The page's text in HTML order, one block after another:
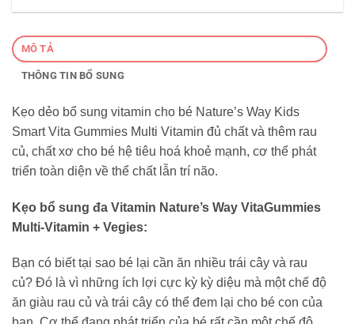
MÔ TẢ
THÔNG TIN BỔ SUNG
Kẹo dẻo bổ sung vitamin cho bé Nature’s Way Kids
Smart Vita Gummies Multi Vitamin đủ chất và thêm rau
củ, chất xơ cho bé hệ tiêu hoá khoẻ mạnh, cơ thể phát
triển toàn diện về thể chất lẫn trí não.
Kẹo bổ sung đa Vitamin Nature’s Way VitaGummies
Multi-Vitamin + Vegies:
Bạn có biết tại sao bé lại cần ăn nhiều trái cây và rau
củ? Đó là vì những ích lợi cực kỳ kỳ diệu mà một chế độ
ăn giàu rau củ và trái cây có thể đem lại cho bé con của